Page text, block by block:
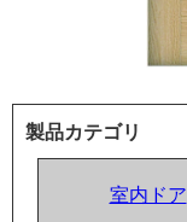
製品カテゴリ
室内ドア